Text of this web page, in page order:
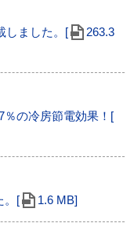
しました。[
263.3
％の冷房節電効果！[
。[
1.6 MB]